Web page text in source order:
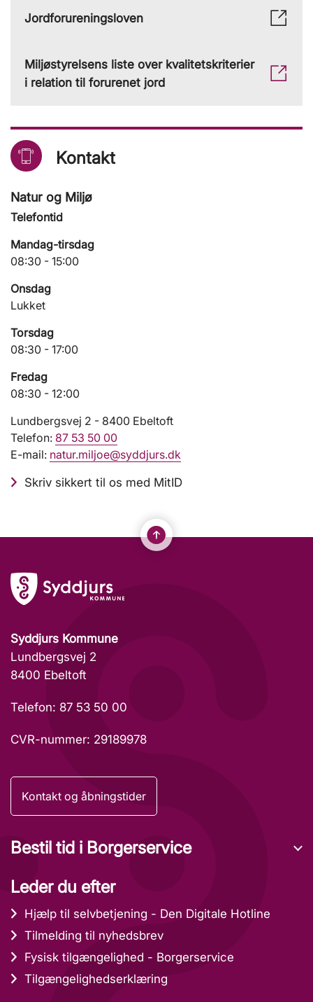
Jordforureningsloven
Miljøstyrelsens liste over kvalitetskriterier
i relation til forurenet jord
Kontakt
Natur og Miljø
Telefontid
Mandag-tirsdag
08:30 - 15:00
Onsdag
Lukket
Torsdag
08:30 - 17:00
Fredag
08:30 - 12:00
Lundbergsvej 2 - 8400 Ebeltoft
Telefon: 87 53 50 00
E-mail: natur.miljoe@syddjurs.dk
Skriv sikkert til os med MitID
Syddjurs Kommune
Lundbergsvej 2
8400 Ebeltoft
Telefon: 87 53 50 00
CVR-nummer: 29189978
Kontakt og åbningstider
Bestil tid i Borgerservice
Leder du efter
Hjælp til selvbetjening - Den Digitale Hotline
Tilmelding til nyhedsbrev
Fysisk tilgængelighed - Borgerservice
Tilgængelighedserklæring